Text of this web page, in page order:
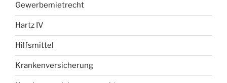
Gewerbemietrecht
Hartz IV
Hilfsmittel
Krankenversicherung